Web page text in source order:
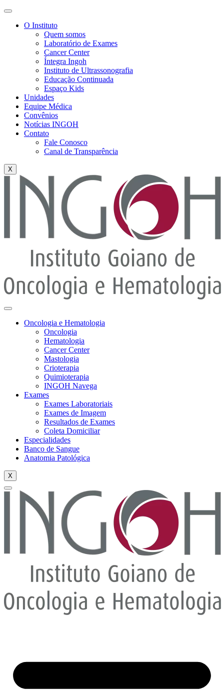
O Instituto
Quem somos
Laboratório de Exames
Cancer Center
Íntegra Ingoh
Instituto de Ultrassonografia
Educação Continuada
Espaço Kids
Unidades
Equipe Médica
Convênios
Notícias INGOH
Contato
Fale Conosco
Canal de Transparência
X
Oncologia e Hematologia
Oncologia
Hematologia
Cancer Center
Mastologia
Crioterapia
Quimioterapia
INGOH Navega
Exames
Exames Laboratoriais
Exames de Imagem
Resultados de Exames
Coleta Domiciliar
Especialidades
Banco de Sangue
Anatomia Patológica
X